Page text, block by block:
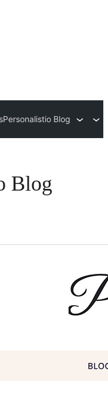
Personalistio Blog
Blog